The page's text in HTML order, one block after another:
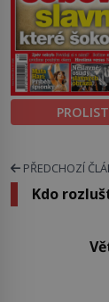
PŘEDCHOZÍ
Kdo